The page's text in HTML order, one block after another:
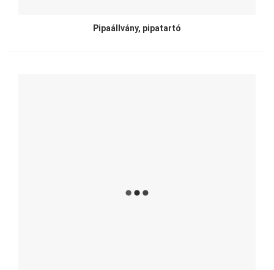
Pipaállvány, pipatartó